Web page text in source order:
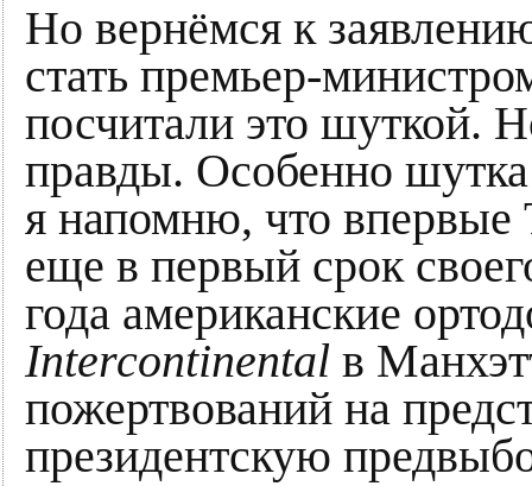
Но вернёмся к
стать премьер-
посчитали это шуткой.
правды. Особенно
я напомню, что впервые
еще в первый срок
года американские
Intercontinental в
пожертвований на
президентскую